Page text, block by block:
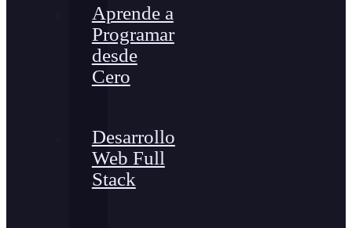
Aprende a
Programar
desde
Cero
Desarrollo
Web Full
Stack